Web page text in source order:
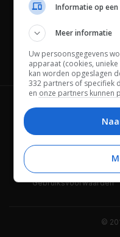
Channels
Wie is FWD
Adverteren
Gebruiksvoorwaarden
©
Informatie op
Meer informatie
Uw persoonsgegevens
apparaat (cookies,
kan worden opgeslagen
332 partners of specifiek
en onze partners kunnen
Bepaalde leveranciers
beheren. Zoek onderaan
een link om uw
privacy- en cookie-